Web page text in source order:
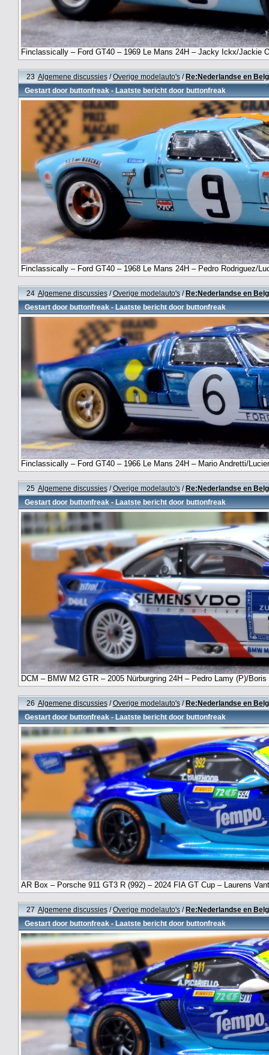
Finclassically – Ford GT40 – 1969 Le Mans 24H – Jacky Ickx/Jackie
23 Algemene discussies/Overige modelauto's/Re:Nederlandse en
Gestart doorbuttonfreak- Laatste bericht doorbuttonfreak
Finclassically – Ford GT40 – 1968 Le Mans 24H – Pedro Rodriguez/
24 Algemene discussies/Overige modelauto's/Re:Nederlandse en
Gestart doorbuttonfreak- Laatste bericht doorbuttonfreak
Finclassically – Ford GT40 – 1966 Le Mans 24H – Mario Andretti/
25 Algemene discussies/Overige modelauto's/Re:Nederlandse en
Gestart doorbuttonfreak- Laatste bericht doorbuttonfreak
DCM – BMW M2 GTR – 2005 Nürburgring 24H – Pedro Lamy (P)/
26 Algemene discussies/Overige modelauto's/Re:Nederlandse en
Gestart doorbuttonfreak- Laatste bericht doorbuttonfreak
AR Box – Porsche 911 GT3 R (992) – 2024 FIA GT Cup – Laurens
27 Algemene discussies/Overige modelauto's/Re:Nederlandse en
Gestart doorbuttonfreak- Laatste bericht doorbuttonfreak